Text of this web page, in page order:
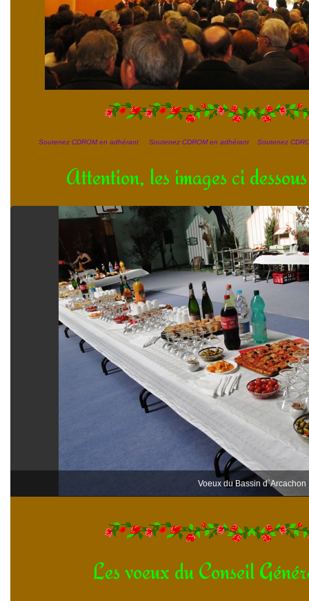
Soutenez CDROM en adhérant Soutenez CDROM en adhérant Soutenez
Attention, les images ci
Voeux du Bassin d`Arcachon
Les voeux du Conseil